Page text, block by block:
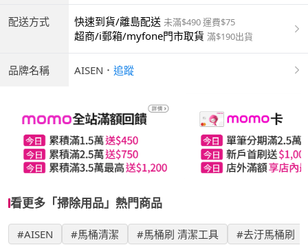
配送方式 快速到貨/離島配送 未滿$490 運費$75
超商/i郵箱/myfone門市取貨 滿$190出貨
品牌名稱 AISEN ． 追蹤
看更多「掃除用品」熱門商品
#AISEN #馬桶清潔 #馬桶刷 清潔工具 #去汙馬桶刷